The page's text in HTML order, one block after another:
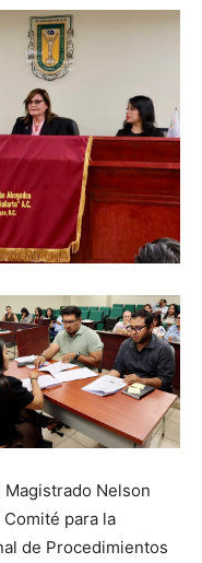
Nelson
para la
de Procedimientos